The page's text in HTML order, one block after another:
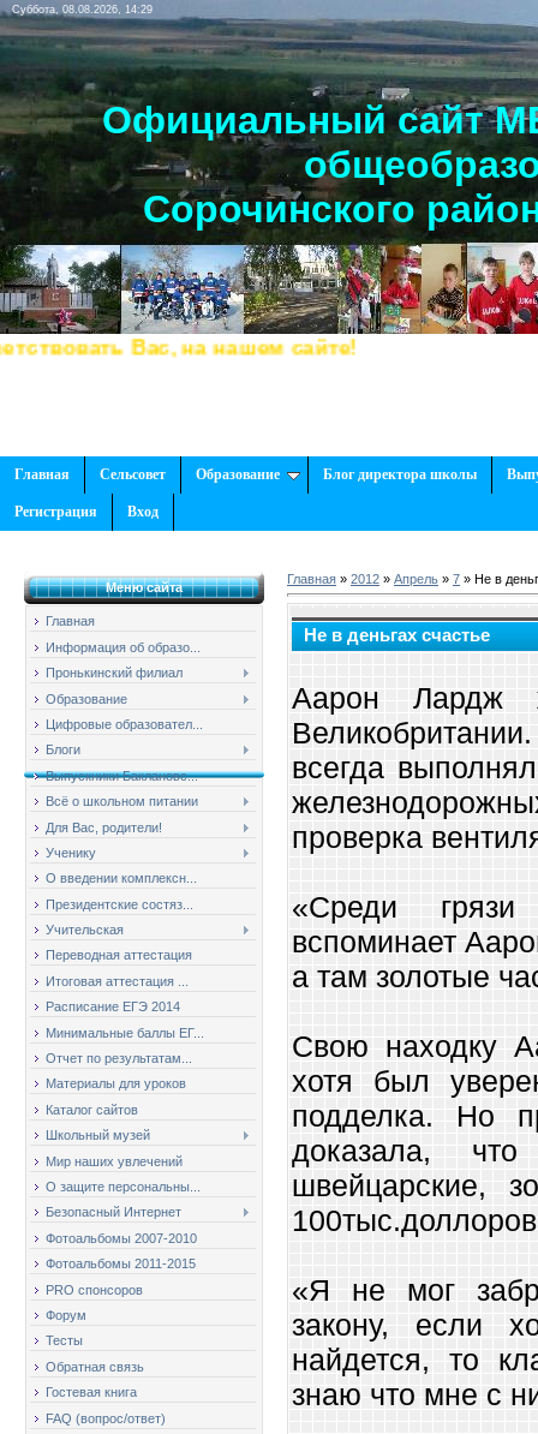
Суббота, 08.08.2026, 14:29
Официальный сайт
Сорочинского
Вас, на нашем сайте!
Главная Сельсовет Образование Блог директора школы
Регистрация Вход
Меню сайта
Главная
Информация об образо...
Пронькинский филиал
Образование
Цифровые образовател...
Блоги
Выпускники Баклановс...
Всё о школьном питании
Для Вас, родители!
Ученику
О введении комплексн...
Президентские состяз...
Учительская
Переводная аттестация
Итоговая аттестация ...
Расписание ЕГЭ 2014
Минимальные баллы ЕГ...
Отчет по результатам...
Материалы для уроков
Каталог сайтов
Школьный музей
Мир наших увлечений
О защите персональны...
Безопасный Интернет
Фотоальбомы 2007-2010
Фотоальбомы 2011-2015
PRO спонсоров
Форум
Тесты
Обратная связь
Гостевая книга
FAQ (вопрос/ответ)
Главная » 2012 » Апрель » 7 » Не в
Не в деньгах счастье
Аарон Лардж
всегда
проверка
«Среди
вспоминает
а там золотые
Свою находку
хотя был
подделка. Но
доказала,
швейцарские,
«Я не мог
закону, если
найдется, то
знаю что мне с